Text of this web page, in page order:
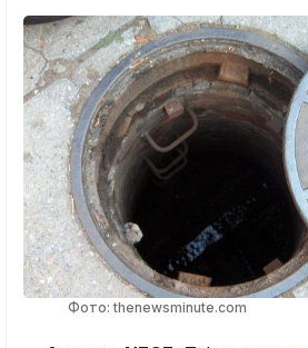
Фото: thenewsminute.com